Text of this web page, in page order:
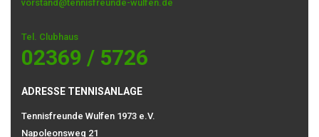
vorstand@tennisfreunde-wulfen.de
Tel. Clubhaus
02369 / 5726
ADRESSE TENNISANLAGE
Tennisfreunde Wulfen 1973 e.V.
Napoleonsweg 21